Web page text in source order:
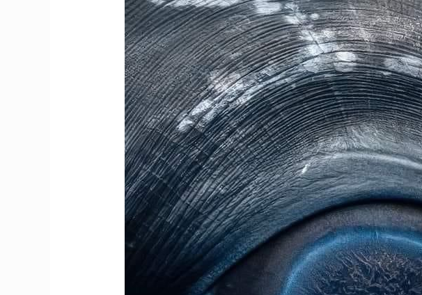
Derinliklerin
Bilgeliği
“Kambur
Balinadan
Liderlik
Dersleri”